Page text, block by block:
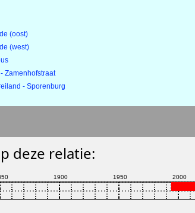
(oost)
(west)
Zamenhofstraat
- Sporenburg
deze relatie: